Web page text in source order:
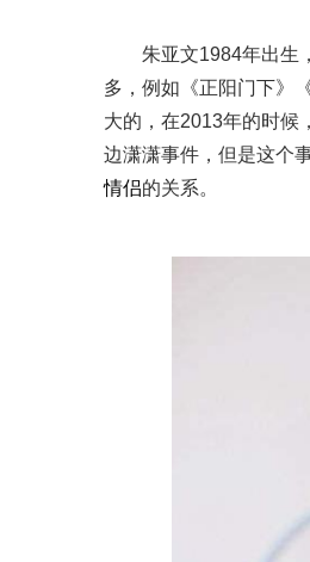
朱亚文1984年出生
多，例如《正阳门下》
大的，在2013年的时候
边潇潇事件，但是这个
情侣的关系。